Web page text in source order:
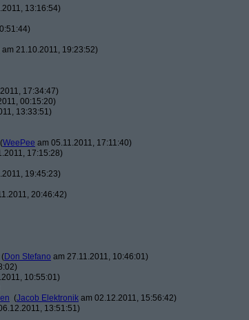
13:16:54)
am 21.10.2011, 19:23:52)
17:34:47)
00:15:20)
13:33:51)
(WeePee am 05.11.2011, 17:11:40)
17:15:28)
19:45:23)
20:46:42)
(Don Stefano am 27.11.2011, 10:46:01)
10:55:01)
(Jacob Elektronik am 02.12.2011, 15:56:42)
13:51:51)